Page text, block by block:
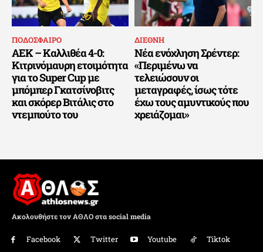
ΠΟΔΟΣΦΑΙΡΟ
ΑΕΚ – Καλλιθέα 4-0:
Κιτρινόμαυρη ετοιμότητα
για το Super Cup με
μπόμπερ Γκατσίνοβιτς
και σκόρερ Βιτάλις στο
ντεμπούτο του
ΔΙΕΘΝΗ
Νέα ενόχληση Σρέντερ:
«Περιμένω να
τελειώσουν οι
μεταγραφές, ίσως τότε
έχω τους αμυντικούς που
χρειάζομαι»
Ακολουθήστε τον ΑΘΛΟ στα social media
Facebook Twitter Youtube Tiktok